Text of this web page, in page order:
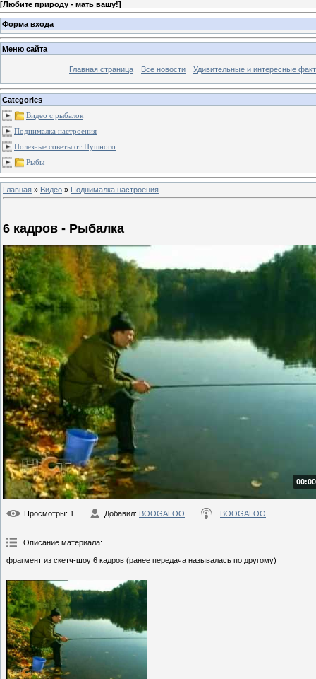
[Любите природу - мать вашу!]
Форма входа
Меню сайта
Главная страница Все новости Удивительные и интересные
Categories
Видео с рыбалок
Поднималка настроения
Полезные советы от Пушного
Рыбы
Главная » Видео » Поднималка настроения
6 кадров - Рыбалка
Просмотры: 1 Добавил: BOOGALOO BOOGALOO
Описание материала:
фрагмент из скетч-шоу 6 кадров (ранее передача называлась по другому)